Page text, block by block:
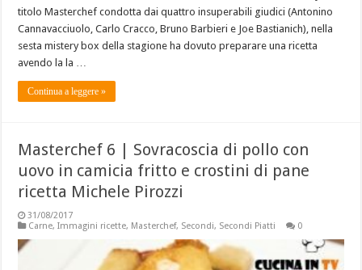
titolo Masterchef condotta dai quattro insuperabili giudici (Antonino
Cannavacciuolo, Carlo Cracco, Bruno Barbieri e Joe Bastianich), nella
sesta mistery box della stagione ha dovuto preparare una ricetta
avendo la la …
Continua a leggere »
Masterchef 6 | Sovracoscia di pollo con
uovo in camicia fritto e crostini di pane
ricetta Michele Pirozzi
31/08/2017
Carne,Immagini ricette, Masterchef, Secondi, Secondi Piatti 0